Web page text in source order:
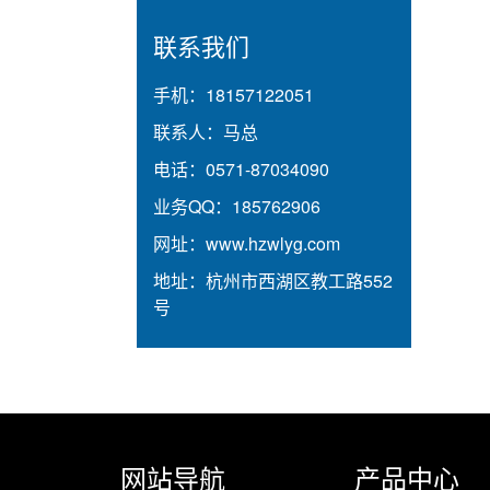
联系我们
手机： 18157122051
联系人： 马总
电话： 0571-87034090
业务QQ： 185762906
网址： www.hzwlyg.com
地址： 杭州市西湖区教工路552
号
网站导航 产品中心